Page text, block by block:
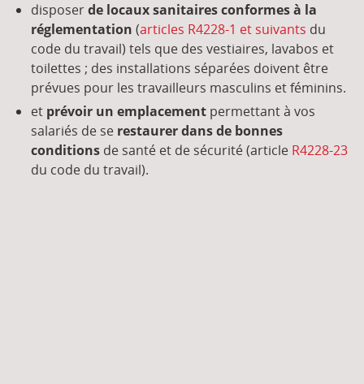
disposerde locaux sanitaires conformes à la
réglementation (articles R4228-1 et suivants du
code du travail) tels que des vestiaires, lavabos et
toilettes ; des installations séparées doivent être
prévues pour les travailleurs masculins et féminins.
et prévoir un emplacement permettant à vos
salariés de se restaurer dans de bonnes
conditions de santé et de sécurité (article R4228-23
du code du travail).